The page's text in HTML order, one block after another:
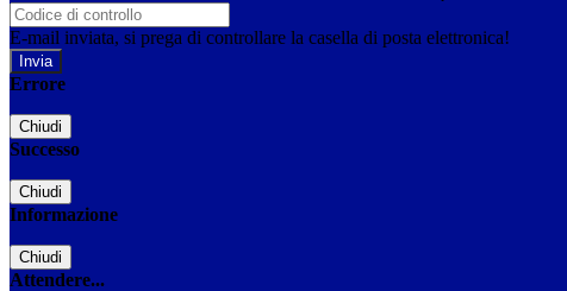
E-mail inviata, si prega di controllare la casella di posta elettronica!
Errore
Chiudi
Successo
Chiudi
Informazione
Chiudi
Attendere...